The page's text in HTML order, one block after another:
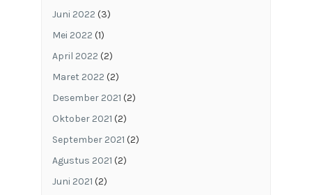
Juni 2022 (3)
Mei 2022 (1)
April 2022 (2)
Maret 2022 (2)
Desember 2021 (2)
Oktober 2021 (2)
September 2021 (2)
Agustus 2021 (2)
Juni 2021 (2)